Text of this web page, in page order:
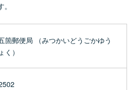
箇郵便局 （みつかいどうごかゆう
く）